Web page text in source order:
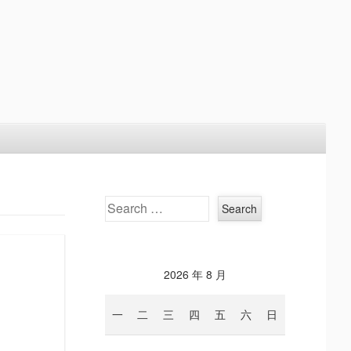
Search
2026 年 8 月
一 二 三 四 五 六 日